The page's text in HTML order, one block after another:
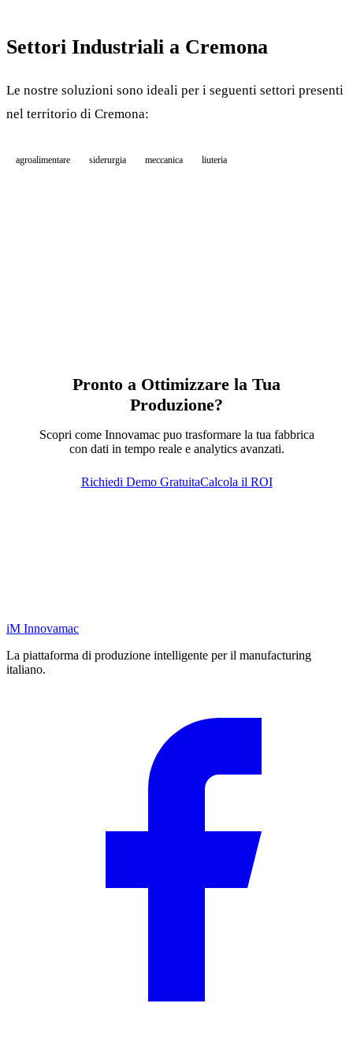
Settori Industriali a Cremona
Le nostre soluzioni sono ideali per i seguenti settori presenti
nel territorio di Cremona:
agroalimentare siderurgia meccanica liuteria
Pronto a Ottimizzare la Tua
Produzione?
Scopri come Innovamac puo trasformare la tua fabbrica
con dati in tempo reale e analytics avanzati.
Richiedi Demo GratuitaCalcola il ROI
iM Innovamac
La piattaforma di produzione intelligente per il manufacturing
italiano.